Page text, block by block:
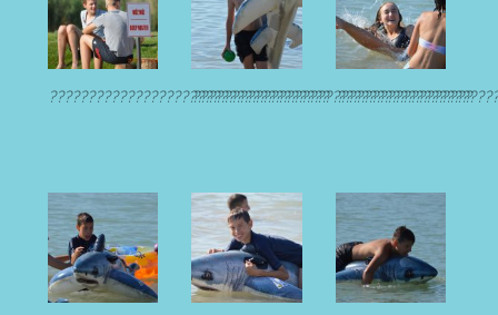
????????????????????????????????????????????????????????????????????????